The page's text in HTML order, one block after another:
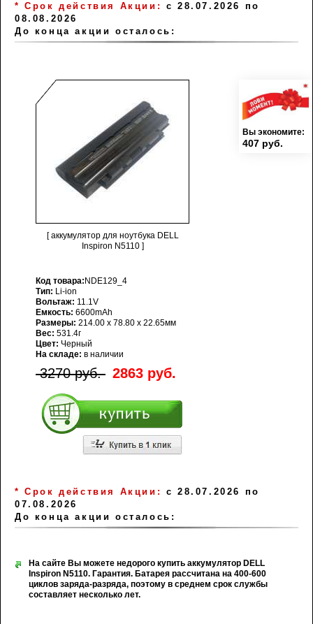
* Срок действия Акции:
с 28.07.2026 по
08.08.2026
До конца акции осталось:
[ аккумулятор для ноутбука DELL
Inspiron N5110 ]
Код товара: NDE129_4
Тип: Li-ion
Вольтаж: 11.1V
Емкость: 6600mAh
Размеры: 214.00 x 78.80 x 22.65мм
Вес: 531.4г
Цвет: Черный
На складе: в наличии
3270 руб. 2863 руб.
Вы экономите:
407 руб.
* Срок действия Акции:
с 28.07.2026 по
07.08.2026
До конца акции осталось:
На сайте Вы можете недорого купить аккумулятор DELL
Inspiron N5110. Гарантия. Батарея рассчитана на 400-600
циклов заряда-разряда, поэтому в среднем срок службы
составляет несколько лет.